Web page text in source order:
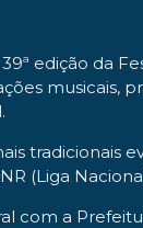
edição da
tradicionais
(Liga
com a